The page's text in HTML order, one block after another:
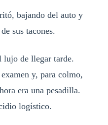
bajando del auto y
sus tacones.
lujo de llegar tarde.
y, para colmo,
era una pesadilla.
logístico.